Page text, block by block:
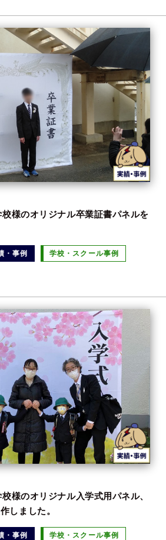
様のオリジナル卒業証書パネルを
・事例 学校・スクール事例
様のオリジナル入学式用パネル、
しました。
・事例 学校・スクール事例